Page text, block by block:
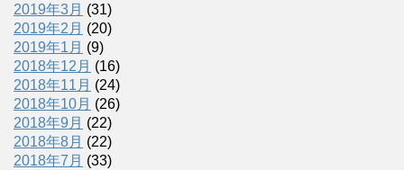
2019年3月 (31)
2019年2月 (20)
2019年1月 (9)
2018年12月 (16)
2018年11月 (24)
2018年10月 (26)
2018年9月 (22)
2018年8月 (22)
2018年7月 (33)